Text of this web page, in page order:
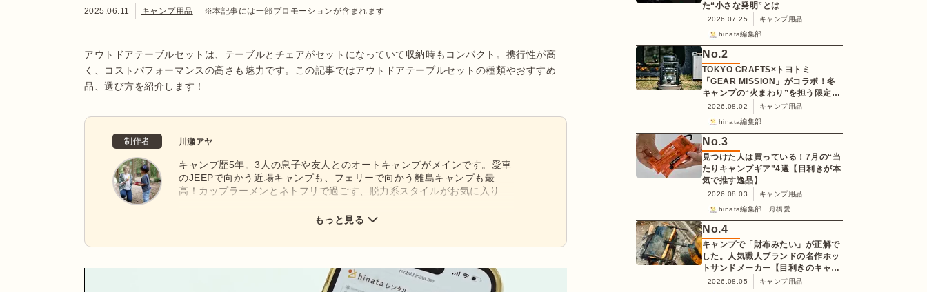
2025.06.11 キャンプ用品 ※本記事には一部プロモーションが含まれます
アウトドアテーブルセットは、テーブルとチェアがセットになっていて収納時もコンパクト。携行性が高
く、コストパフォーマンスの高さも魅力です。この記事ではアウトドアテーブルセットの種類やおすすめ
品、選び方を紹介します！
制作者 川瀬アヤ
キャンプ歴5年。3人の息子や友人とのオートキャンプがメインです。愛車
のJEEPで向かう近場キャンプも、フェリーで向かう離島キャンプも最
高！カップラーメンとネトフリで過ごす、脱力系スタイルがお気に入りで
長く使うほど味が出る、武骨で丈夫なギアが大好き。ビンテージも気にな
もっと見る
た“小さな発明”とは
2026.07.25
キャンプ用品
hinata編集部
No.2
TOKYO CRAFTS×トヨトミ
「GEAR MISSION」がコラボ！冬
キャンプの“火まわり”を担う限定
K3クッキングストーブが登場
2026.08.02
キャンプ用品
hinata編集部
No.3
見つけた人は買っている！7月の“当
たりキャンプギア”4選【目利きが本
気で推す逸品】
2026.08.03
キャンプ用品
hinata編集部 舟橋愛
No.4
キャンプで「財布みたい」が正解で
した。人気職人ブランドの名作ホッ
トサンドメーカー【目利きのキャン
プギア】
2026.08.05
キャンプ用品